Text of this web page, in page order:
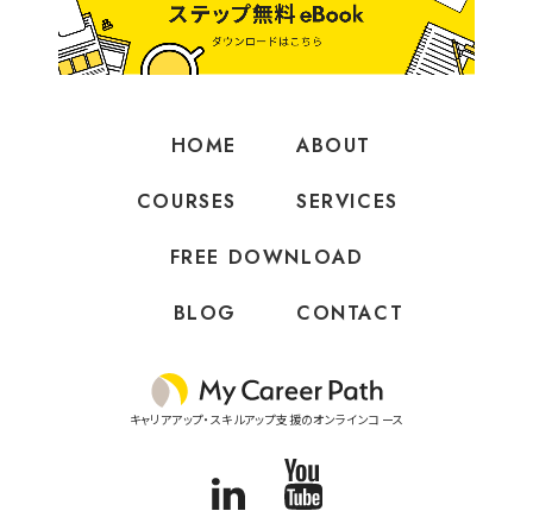
HOME ABOUT
COURSES SERVICES
FREE DOWNLOAD
BLOG CONTACT
キャリアアップ・スキルアップ支援のオンラインコース